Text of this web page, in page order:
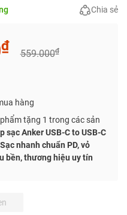
Chia sẻ
₫
559.000₫
hàng
tặng 1 trong các sản
sạc Anker USB-C to USB-C
nhanh chuẩn PD, vỏ
bền, thương hiệu uy tín